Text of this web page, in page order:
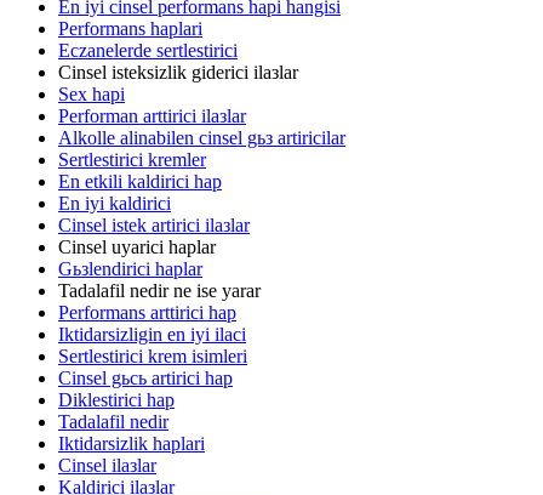
En iyi cinsel performans hapi hangisi
Performans haplari
Eczanelerde sertlestirici
Cinsel isteksizlik giderici ilaзlar
Sex hapi
Performan arttirici ilaзlar
Alkolle alinabilen cinsel gьз artiricilar
Sertlestirici kremler
En etkili kaldirici hap
En iyi kaldirici
Cinsel istek artirici ilaзlar
Cinsel uyarici haplar
Gьзlendirici haplar
Tadalafil nedir ne ise yarar
Performans arttirici hap
Iktidarsizligin en iyi ilaci
Sertlestirici krem isimleri
Cinsel gьcь artirici hap
Diklestirici hap
Tadalafil nedir
Iktidarsizlik haplari
Cinsel ilaзlar
Kaldirici ilaзlar